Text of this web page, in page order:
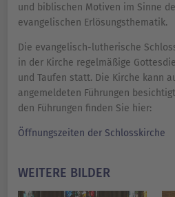
und biblischen Motiven im Sinne
evangelischen Erlösungsthematik.
Die evangelisch-lutherische
in der Kirche regelmäßige
und Taufen statt. Die Kirche kann
angemeldeten Führungen
den Führungen finden Sie hier:
Öffnungszeiten der Schlosskirche
WEITERE BILDER